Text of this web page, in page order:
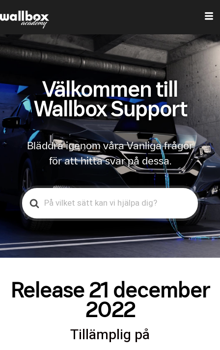
Välkommen till
Wallbox Support
Bläddra igenom våra Vanliga frågor
för att hitta svar på dessa.
Search
For
Release 21 december
2022
Tillämplig på